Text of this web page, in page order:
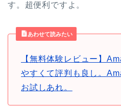
す。超便利ですよ。
あわせて読みたい
【無料体験レビュー】
やすくて評判も良し。
お試しあれ。